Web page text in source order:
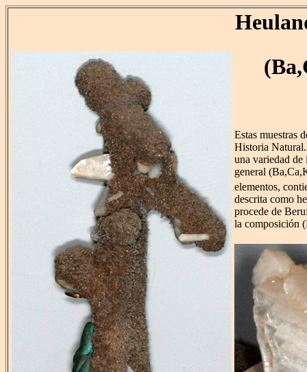
Estas muestras
Historia
una variedad
general
elementos,
descrita como
procede de
la composición